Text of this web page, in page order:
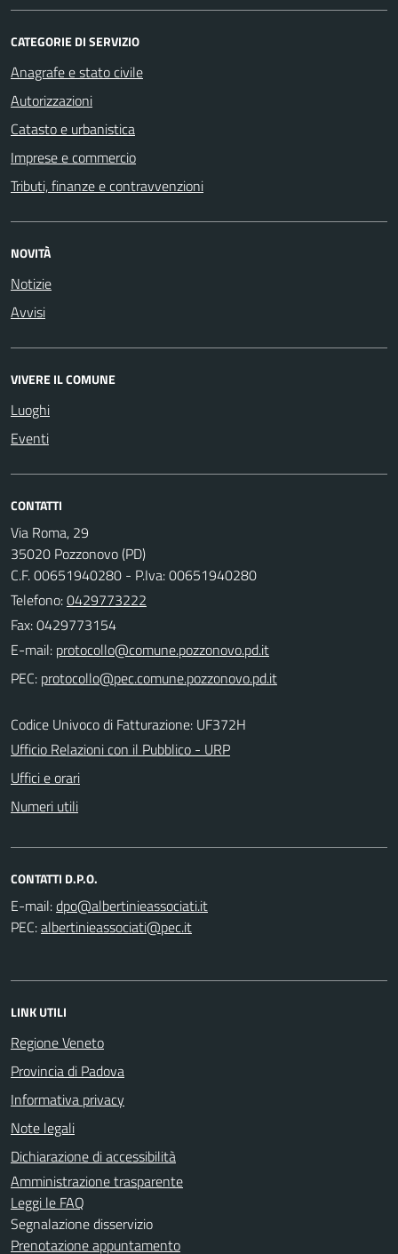
CATEGORIE DI SERVIZIO
Anagrafe e stato civile
Autorizzazioni
Catasto e urbanistica
Imprese e commercio
Tributi, finanze e contravvenzioni
NOVITÀ
Notizie
Avvisi
VIVERE IL COMUNE
Luoghi
Eventi
CONTATTI
Via Roma, 29
35020 Pozzonovo (PD)
C.F. 00651940280 - P.Iva: 00651940280
Telefono:0429773222
Fax: 0429773154
E-mail:
PEC:
Codice Univoco di Fatturazione: UF372H
Ufficio Relazioni con il Pubblico - URP
Uffici e orari
Numeri utili
CONTATTI D.P.O.
E-mail:
PEC:
LINK UTILI
Regione Veneto
Provincia di Padova
Informativa privacy
Note legali
Dichiarazione di accessibilità
Amministrazione trasparente
Leggi le FAQ
Segnalazione disservizio
Prenotazione appuntamento